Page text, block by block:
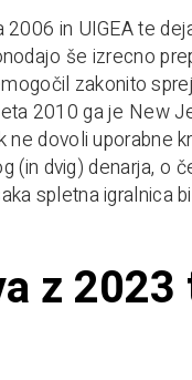
in UIGEA te
še izrecno
zakonito
2010 ga je New
dovoli uporabne
(in dvig) denarja, o
spletna igralnica
z 2023